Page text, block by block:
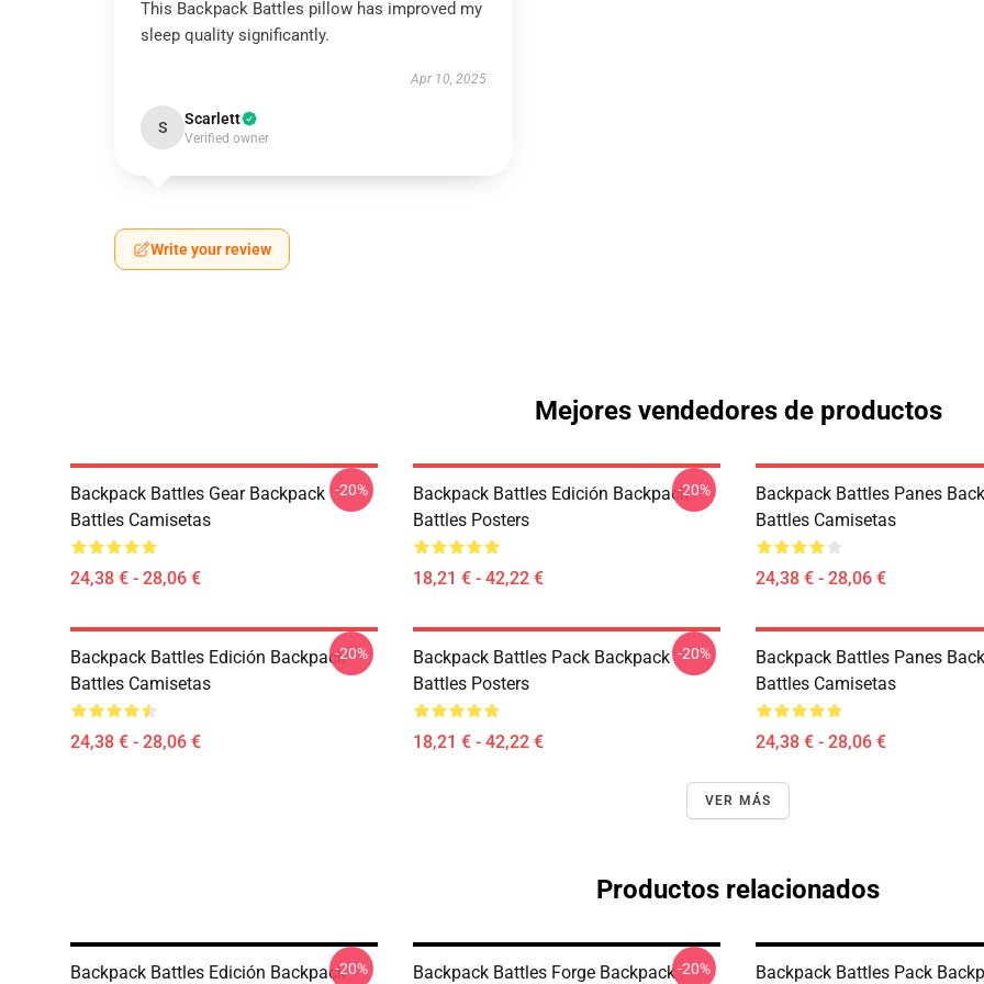
This Backpack Battles pillow has improved my
sleep quality significantly.
Apr 10, 2025
S Scarlett
Verified owner
Write your review
Mejores vendedores de productos
Backpack Battles Gear Backpack
Battles Camisetas
24,38 € - 28,06 €
-20%
Backpack Battles Edición Backpack
Battles Posters
18,21 € - 42,22 €
-20%
Backpack Battles Panes
Battles Camisetas
24,38 € - 28,06 €
Backpack Battles Edición Backpack
Battles Camisetas
24,38 € - 28,06 €
-20%
Backpack Battles Pack Backpack
Battles Posters
18,21 € - 42,22 €
-20%
Backpack Battles Panes
Battles Camisetas
24,38 € - 28,06 €
VER MÁS
Productos relacionados
Backpack Battles Edición Backpack-20%
Backpack Battles Forge Backpack-20%
Backpack Battles Pack